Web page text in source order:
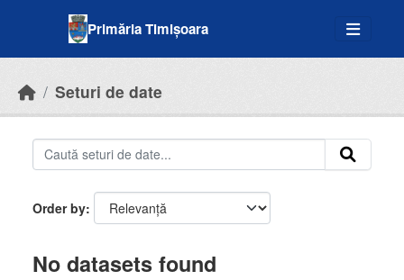
Primăria Timișoara
Seturi de date
Order by
No datasets found